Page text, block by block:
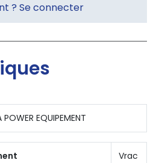
? Se connecter
EQUIPEMENT
Vrac